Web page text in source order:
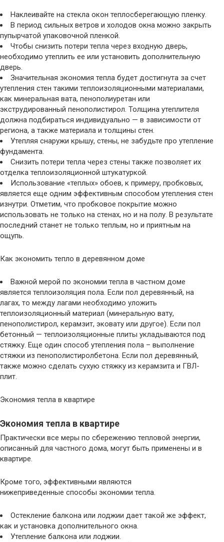
Наклеивайте на стекла окон теплосберегающую пленку.
В период сильных ветров и холодов окна можно закрыть
пупырчатой упаковочной пленкой.
Чтобы снизить потери тепла через входную дверь,
необходимо утеплить ее или установить дополнительную
дверь.
Значительная экономия тепла будет достигнута за счет
утепления стен такими теплоизоляционными материалами,
как минеральная вата, пенополиуретан или
экструдированный пенополистирол. Толщина утеплителя
должна подбираться индивидуально — в зависимости от
региона, а также материала и толщины стен.
Утепляя снаружи крышу, стены, не забудьте про утепление
фундамента.
Снизить потери тепла через стены также позволяет их
отделка теплоизоляционной штукатуркой.
Использование «теплых» обоев, к примеру, пробковых,
является еще одним эффективным способом утепления стен
изнутри. Отметим, что пробковое покрытие можно
использовать не только на стенах, но и на полу. В результате
последний станет не только теплым, но и приятным на
ощупь.
Как экономить тепло в деревянном доме
Важной мерой по экономии тепла в частном доме
является теплоизоляция пола. Если пол деревянный, на
лагах, то между лагами необходимо уложить
теплоизоляционный материал (минеральную вату,
пенополистирол, керамзит, эковату или другое). Если пол
бетонный — теплоизоляционные плиты укладываются под
стяжку. Еще один способ утепления пола – выполнение
стяжки из пенополистиролбетона. Если пол деревянный,
также можно сделать сухую стяжку из керамзита и ГВЛ-
плит.
Экономия тепла в квартире
Экономия тепла в квартире
Практически все меры по сбережению тепловой энергии,
описанный для частного дома, могут быть применены и в
квартире.
Кроме того, эффективными являются
нижеприведенные способы экономии тепла.
Остекление балкона или лоджии дает такой же эффект,
как и установка дополнительного окна.
Утепление балкона или лоджии.